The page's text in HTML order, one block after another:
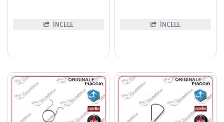
İNCELE İNCELE